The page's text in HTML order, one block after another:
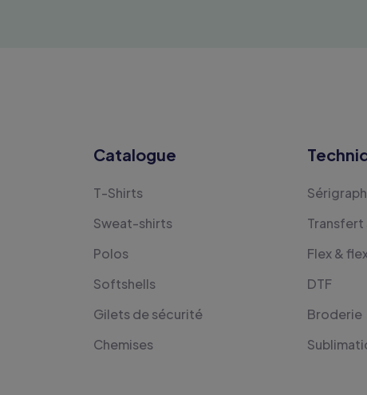
Catalogue
T-Shirts
Sweat-shirts
Polos
Softshells
Gilets de sécurité
Chemises
Flex &
DTF
Broderie